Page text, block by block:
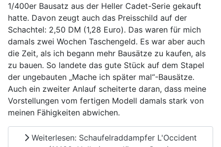
1/400er Bausatz aus der Heller Cadet-Serie gekauft
hatte. Davon zeugt auch das Preisschild auf der
Schachtel: 2,50 DM (1,28 Euro). Das waren für mich
damals zwei Wochen Taschengeld. Es war aber auch
die Zeit, als ich begann mehr Bausätze zu kaufen, als
zu bauen. So landete das gute Stück auf dem Stapel
der ungebauten „Mache ich später mal“-Bausätze.
Auch ein zweiter Anlauf scheiterte daran, dass meine
Vorstellungen vom fertigen Modell damals stark von
meinen Fähigkeiten abwichen.
Weiterlesen: Schaufelraddampfer L'Occident